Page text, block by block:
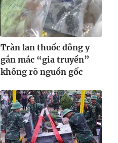
Tràn lan thuốc đông y
gắn mác “gia truyền”
không rõ nguồn gốc